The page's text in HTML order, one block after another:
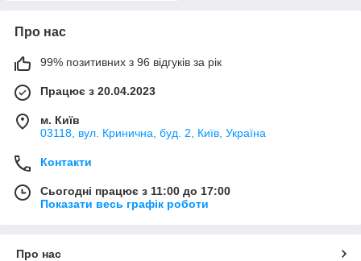
Про нас
99% позитивних з 96 відгуків за рік
Працює з 20.04.2023
м. Київ
03118, вул. Кринична, буд. 2, Київ, Україна
Контакти
Сьогодні працює з 11:00 до 17:00
Показати весь графік роботи
Про нас